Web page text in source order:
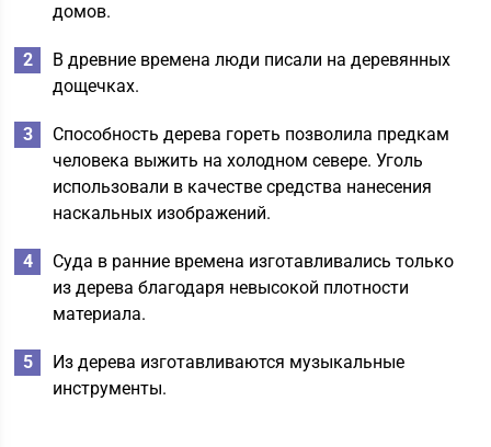
домов.
В древние времена люди писали на деревянных
дощечках.
Способность дерева гореть позволила предкам
человека выжить на холодном севере. Уголь
использовали в качестве средства нанесения
наскальных изображений.
Суда в ранние времена изготавливались только
из дерева благодаря невысокой плотности
материала.
Из дерева изготавливаются музыкальные
инструменты.